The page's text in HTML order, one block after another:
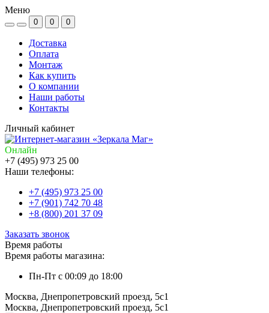
Меню
0 0 0
Доставка
Оплата
Монтаж
Как купить
О компании
Наши работы
Контакты
Личный кабинет
Онлайн
+7 (495) 973 25 00
Наши телефоны:
+7 (495) 973 25 00
+7 (901) 742 70 48
+8 (800) 201 37 09
Заказать звонок
Время работы
Время работы магазина:
Пн-Пт с 00:09 до 18:00
Москва, Днепропетровский проезд, 5с1
Москва, Днепропетровский проезд, 5с1